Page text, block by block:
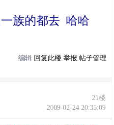
族的都去 哈哈
编辑 回复此楼 举报 帖子管理
21楼
2009-02-24 20:35:09